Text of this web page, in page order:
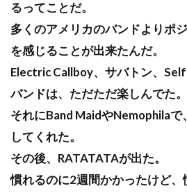
るってことだ。
多くのアメリカのバンドよりポ
を感じることが出来たんだ。
Electric Callboy、サバトン、
バンドは、ただただ楽しんでた。
それにBand MaidやNemophila
してくれた。
その後、RATATATAが出た。
慣れるのに2週間かかったけど